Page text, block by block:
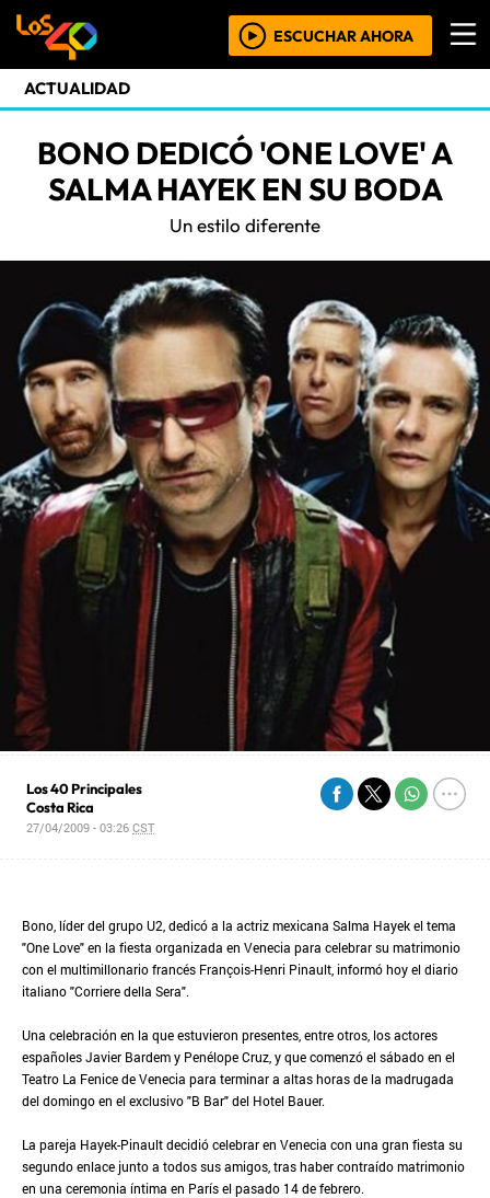
ESCUCHAR AHORA
ACTUALIDAD
BONO DEDICÓ 'ONE LOVE' A
SALMA HAYEK EN SU BODA
Un estilo diferente
Los 40 Principales
Costa Rica
27/04/2009 - 03:26CST
Bono, líder del grupo U2, dedicó a la actriz mexicana Salma Hayek el tema
"One Love" en la fiesta organizada en Venecia para celebrar su matrimonio
con el multimillonario francés François-Henri Pinault, informó hoy el diario
italiano "Corriere della Sera".
Una celebración en la que estuvieron presentes, entre otros, los actores
españoles Javier Bardem y Penélope Cruz, y que comenzó el sábado en el
Teatro La Fenice de Venecia para terminar a altas horas de la madrugada
del domingo en el exclusivo "B Bar" del Hotel Bauer.
La pareja Hayek-Pinault decidió celebrar en Venecia con una gran fiesta su
segundo enlace junto a todos sus amigos, tras haber contraído matrimonio
en una ceremonia íntima en París el pasado 14 de febrero.